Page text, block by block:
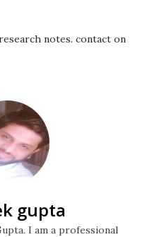
notes. contact on
gupta
I am a professional